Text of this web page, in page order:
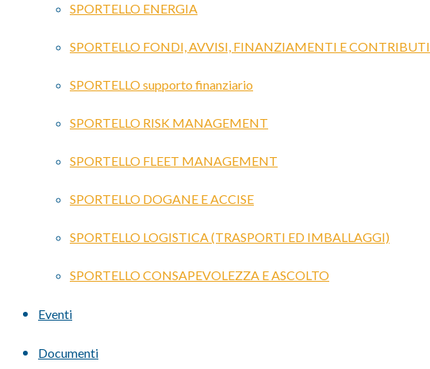
SPORTELLO ENERGIA
SPORTELLO FONDI, AVVISI, FINANZIAMENTI E CONTRIBUTI
SPORTELLO supporto finanziario
SPORTELLO RISK MANAGEMENT
SPORTELLO FLEET MANAGEMENT
SPORTELLO DOGANE E ACCISE
SPORTELLO LOGISTICA (TRASPORTI ED IMBALLAGGI)
SPORTELLO CONSAPEVOLEZZA E ASCOLTO
Eventi
Documenti